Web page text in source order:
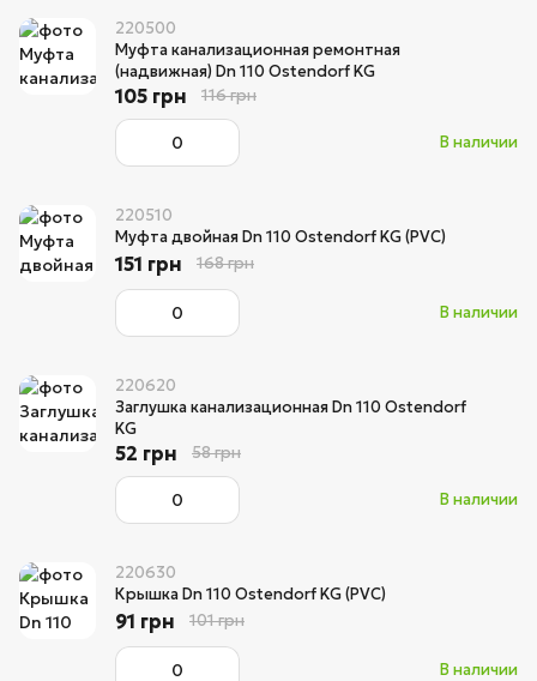
220500
Муфта канализационная ремонтная
(надвижная) Dn 110 Ostendorf KG
В наличии
105 грн 116 грн
220510
Муфта двойная Dn 110 Ostendorf KG (PVC)
В наличии
151 грн 168 грн
220620
Заглушка канализационная Dn 110 Ostendorf
KG
В наличии
52 грн 58 грн
220630
Крышка Dn 110 Ostendorf KG (PVC)
В наличии
91 грн 101 грн